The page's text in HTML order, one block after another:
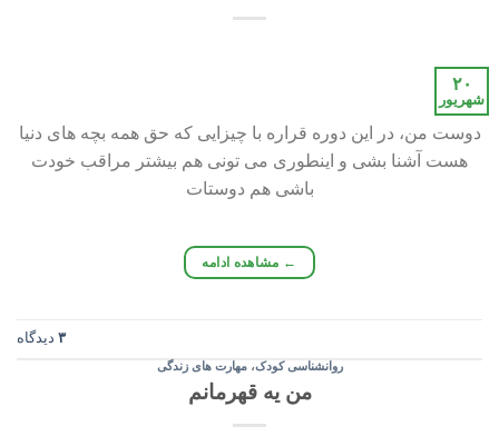
۲۰
شهریور
دوست من، در این دوره قراره با چیزایی که حق همه بچه های دنیا
هست آشنا بشی و اینطوری می تونی هم بیشتر مراقب خودت
باشی هم دوستات
← مشاهده ادامه
۳ دیدگاه
روانشناسی کودک،مهارت های زندگی
من یه قهرمانم